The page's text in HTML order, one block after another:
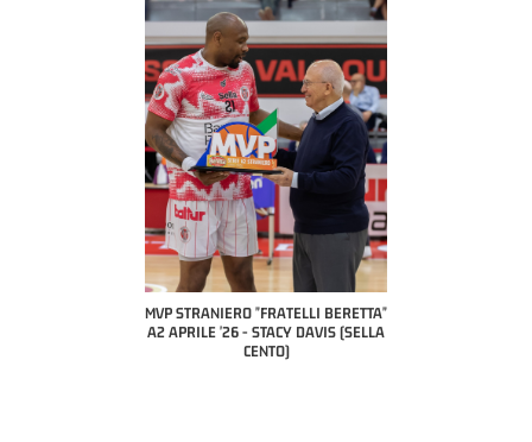
MVP "FRATELLI BERETTA" SAMUEL
DILAS B NAZIONALE APRILE '26 -
MARCO RESTELLI (TAV TREVIGLIO